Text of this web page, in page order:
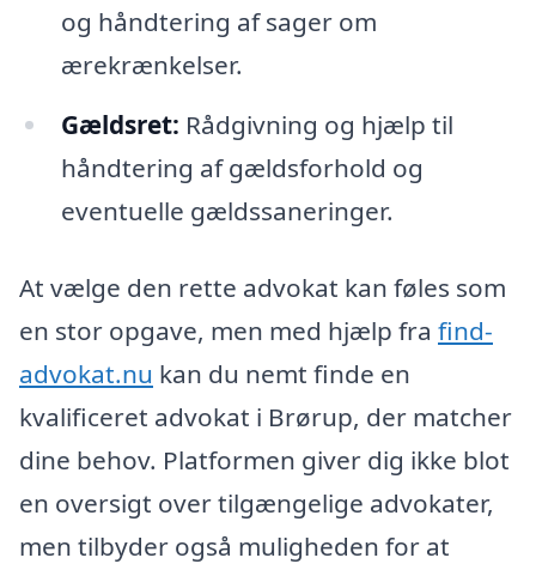
og håndtering af sager om
ærekrænkelser.
Gældsret: Rådgivning og hjælp til
håndtering af gældsforhold og
eventuelle gældssaneringer.
At vælge den rette advokat kan føles som
en stor opgave, men med hjælp fra find-
advokat.nu kan du nemt finde en
kvalificeret advokat i Brørup, der matcher
dine behov. Platformen giver dig ikke blot
en oversigt over tilgængelige advokater,
men tilbyder også muligheden for at